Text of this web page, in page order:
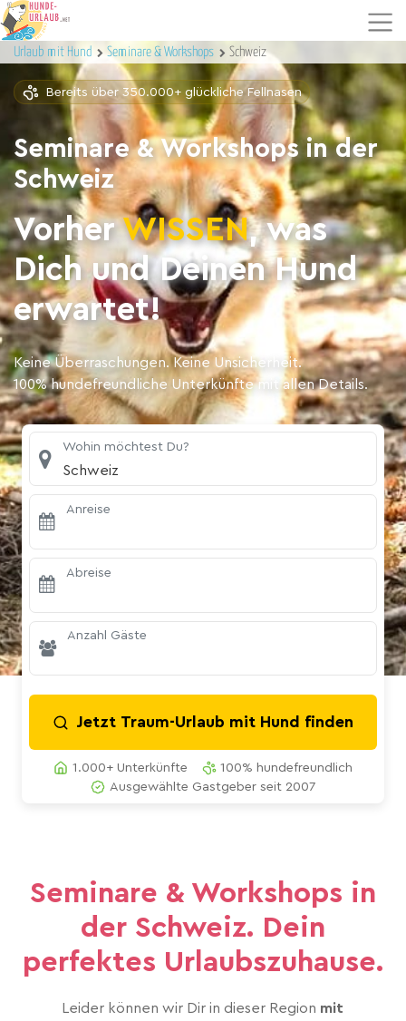
Urlaub mit Hund Seminare & Workshops Schweiz
Bereits über 350.000+ glückliche Fellnasen
Seminare & Workshops in der
Schweiz
VorherWISSEN, was
Dich und Deinen Hund
erwartet!
Keine Überraschungen. Keine Unsicherheit.
100% hundefreundliche Unterkünfte mit allen Details.
Wohin möchtest Du?
Schweiz
Anreise
Abreise
Anzahl Gäste
Jetzt Traum-Urlaub mit Hund finden
1.000+ Unterkünfte
100% hundefreundlich
Ausgewählte Gastgeber seit 2007
Seminare & Workshops in
der Schweiz. Dein
perfektes Urlaubszuhause.
Leider können wir Dir in dieser Region mit